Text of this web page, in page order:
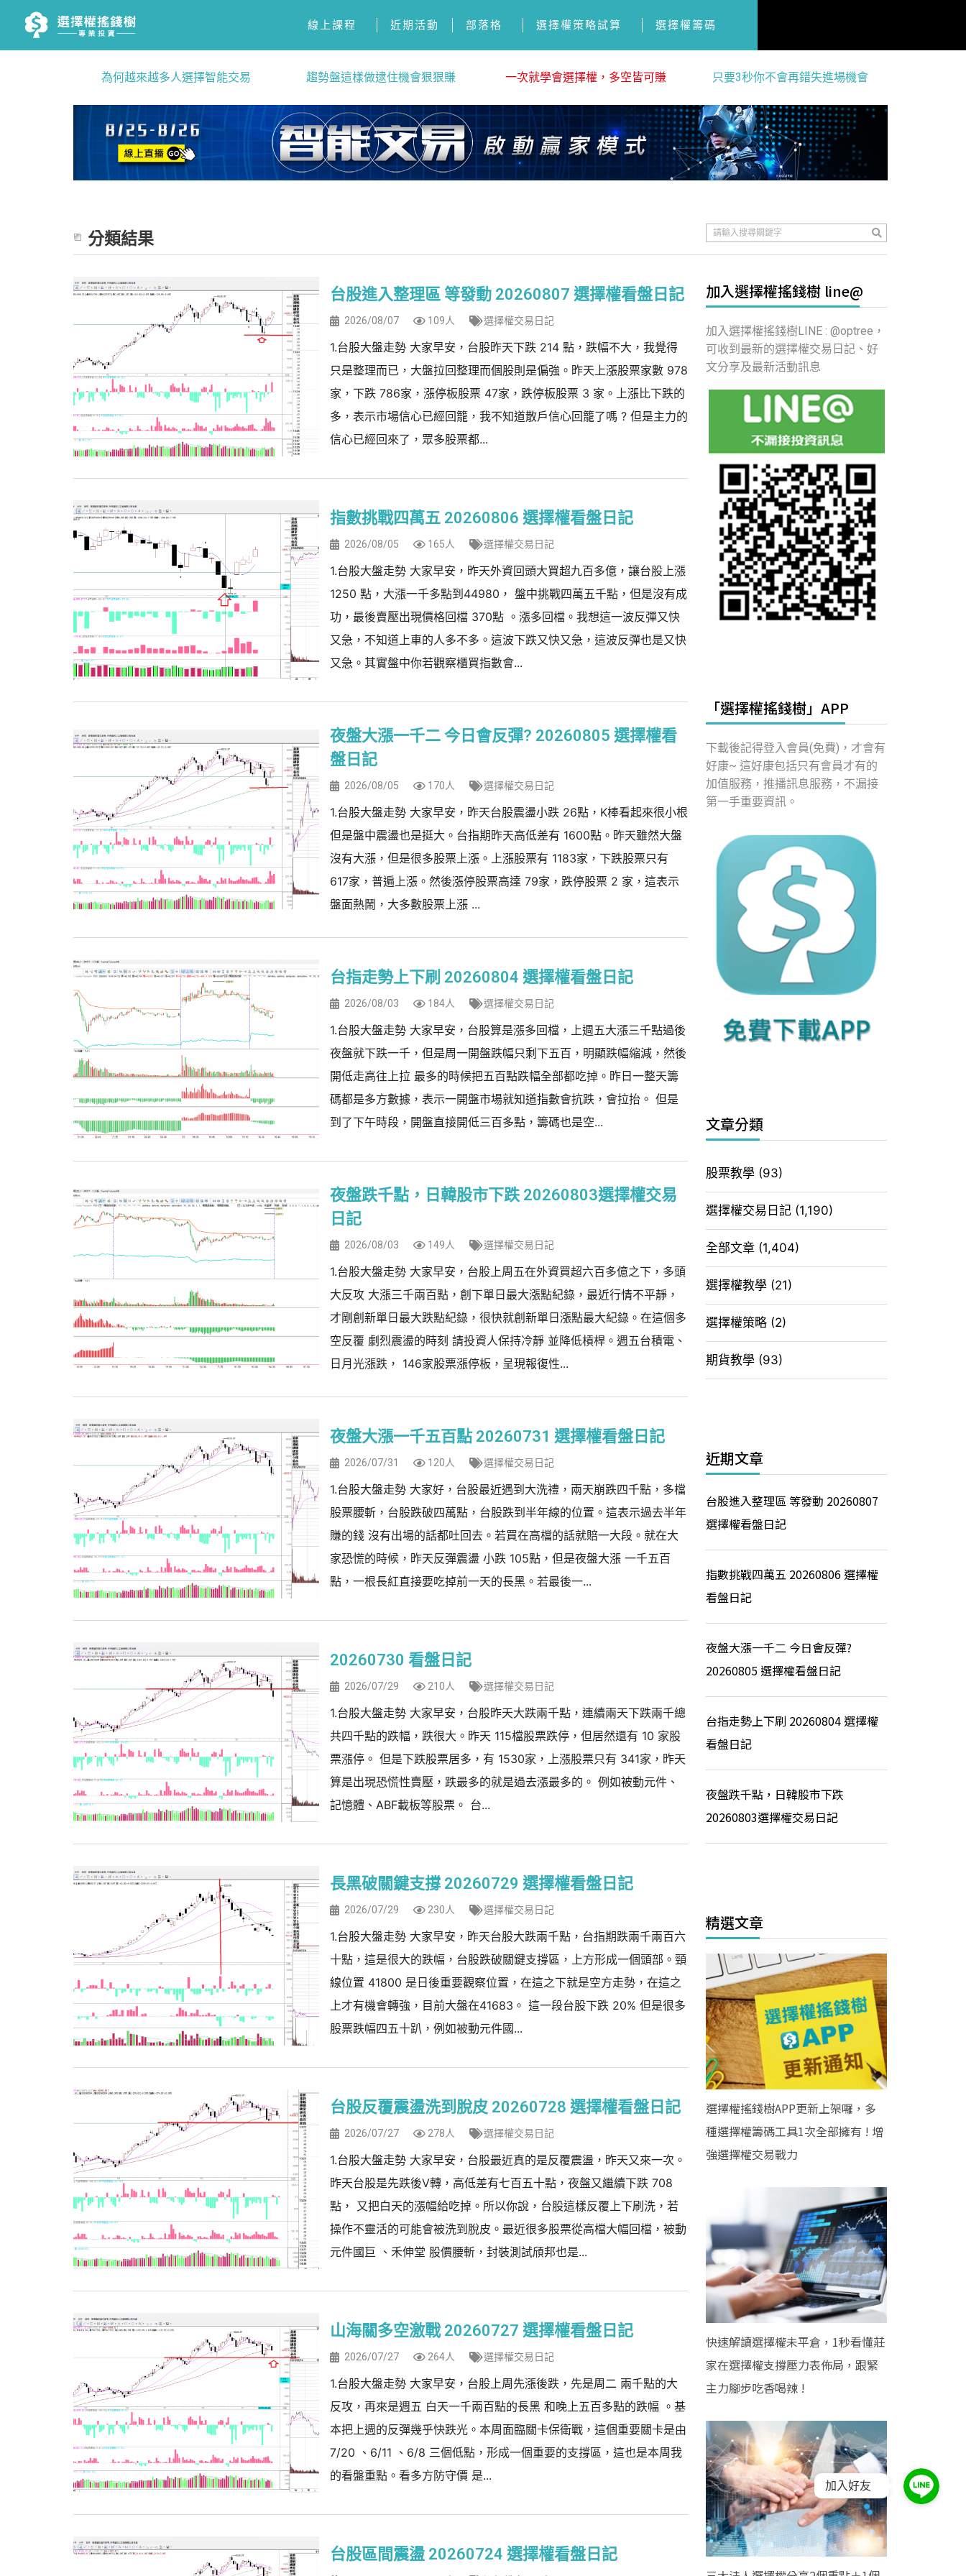
線上課程 近期活動 部落格 選擇權策略試算 選擇權籌碼
為何越來越多人選擇智能交易 趨勢盤這樣做逮住機會狠狠賺 一次就學會選擇權，多空皆可賺 只要3秒你不會再錯失進場機會
分類結果
台股進入整理區 等發動 20260807 選擇權看盤日記
2026/08/07 109人 選擇權交易日記
1.台股大盤走勢 大家早安，台股昨天下跌 214 點，跌幅不大，我覺得
只是整理而已，大盤拉回整理而個股則是偏強。昨天上漲股票家數 978
家，下跌 786家，漲停板股票 47家，跌停板股票 3 家。上漲比下跌的
多，表示市場信心已經回籠，我不知道散戶信心回籠了嗎 ? 但是主力的
信心已經回來了，眾多股票都...
指數挑戰四萬五 20260806 選擇權看盤日記
2026/08/05 165人 選擇權交易日記
1.台股大盤走勢 大家早安，昨天外資回頭大買超九百多億，讓台股上漲
1250 點，大漲一千多點到44980， 盤中挑戰四萬五千點，但是沒有成
功，最後賣壓出現價格回檔 370點 。漲多回檔。我想這一波反彈又快
又急，不知道上車的人多不多。這波下跌又快又急，這波反彈也是又快
又急。其實盤中你若觀察櫃買指數會...
夜盤大漲一千二 今日會反彈? 20260805 選擇權看
盤日記
2026/08/05 170人 選擇權交易日記
1.台股大盤走勢 大家早安，昨天台股震盪小跌 26點，K棒看起來很小根
但是盤中震盪也是挺大。台指期昨天高低差有 1600點。昨天雖然大盤
沒有大漲，但是很多股票上漲。上漲股票有 1183家，下跌股票只有
617家，普遍上漲。然後漲停股票高達 79家，跌停股票 2 家，這表示
盤面熱鬧，大多數股票上漲 ...
台指走勢上下刷 20260804 選擇權看盤日記
2026/08/03 184人 選擇權交易日記
1.台股大盤走勢 大家早安，台股算是漲多回檔，上週五大漲三千點過後
夜盤就下跌一千，但是周一開盤跌幅只剩下五百，明顯跌幅縮減，然後
開低走高往上拉 最多的時候把五百點跌幅全部都吃掉。昨日一整天籌
碼都是多方數據，表示一開盤市場就知道指數會抗跌，會拉抬。 但是
到了下午時段，開盤直接開低三百多點，籌碼也是空...
夜盤跌千點，日韓股市下跌 20260803選擇權交易
日記
2026/08/03 149人 選擇權交易日記
1.台股大盤走勢 大家早安，台股上周五在外資買超六百多億之下，多頭
大反攻 大漲三千兩百點，創下單日最大漲點紀錄，最近行情不平靜，
才剛創新單日最大跌點紀錄，很快就創新單日漲點最大紀錄。在這個多
空反覆 劇烈震盪的時刻 請投資人保持冷靜 並降低槓桿。週五台積電、
日月光漲跌， 146家股票漲停板，呈現報復性...
夜盤大漲一千五百點 20260731 選擇權看盤日記
2026/07/31 120人 選擇權交易日記
1.台股大盤走勢 大家好，台股最近遇到大洗禮，兩天崩跌四千點，多檔
股票腰斬，台股跌破四萬點，台股跌到半年線的位置。這表示過去半年
賺的錢 沒有出場的話都吐回去。若買在高檔的話就賠一大段。就在大
家恐慌的時候，昨天反彈震盪 小跌 105點，但是夜盤大漲 一千五百
點，一根長紅直接要吃掉前一天的長黑。若最後一...
20260730 看盤日記
2026/07/29 210人 選擇權交易日記
1.台股大盤走勢 大家早安，台股昨天大跌兩千點，連續兩天下跌兩千總
共四千點的跌幅，跌很大。昨天 115檔股票跌停，但居然還有 10 家股
票漲停。 但是下跌股票居多，有 1530家，上漲股票只有 341家，昨天
算是出現恐慌性賣壓，跌最多的就是過去漲最多的。 例如被動元件、
記憶體、ABF載板等股票。 台...
長黑破關鍵支撐 20260729 選擇權看盤日記
2026/07/29 230人 選擇權交易日記
1.台股大盤走勢 大家早安，昨天台股大跌兩千點，台指期跌兩千兩百六
十點，這是很大的跌幅，台股跌破關鍵支撐區，上方形成一個頭部。頸
線位置 41800 是日後重要觀察位置，在這之下就是空方走勢，在這之
上才有機會轉強，目前大盤在41683。 這一段台股下跌 20% 但是很多
股票跌幅四五十趴，例如被動元件國...
台股反覆震盪洗到脫皮 20260728 選擇權看盤日記
2026/07/27 278人 選擇權交易日記
1.台股大盤走勢 大家早安，台股最近真的是反覆震盪，昨天又來一次。
昨天台股是先跌後V轉，高低差有七百五十點，夜盤又繼續下跌 708
點， 又把白天的漲幅給吃掉。所以你說，台股這樣反覆上下刷洗，若
操作不靈活的可能會被洗到脫皮。最近很多股票從高檔大幅回檔，被動
元件國巨 、禾伸堂 股價腰斬，封裝測試頎邦也是...
山海關多空激戰 20260727 選擇權看盤日記
2026/07/27 264人 選擇權交易日記
1.台股大盤走勢 大家早安，台股上周先漲後跌，先是周二 兩千點的大
反攻，再來是週五 白天一千兩百點的長黑 和晚上五百多點的跌幅 。基
本把上週的反彈幾乎快跌光。本周面臨關卡保衛戰，這個重要關卡是由
7/20 、6/11 、6/8 三個低點，形成一個重要的支撐區，這也是本周我
的看盤重點。看多方防守價 是...
台股區間震盪 20260724 選擇權看盤日記
加入選擇權搖錢樹 line@
加入選擇權搖錢樹LINE : @optree，
可收到最新的選擇權交易日記、好
文分享及最新活動訊息
「選擇權搖錢樹」APP
下載後記得登入會員(免費)，才會有
好康~ 這好康包括只有會員才有的
加值服務，推播訊息服務，不漏接
第一手重要資訊。
文章分類
股票教學 (93)
選擇權交易日記 (1,190)
全部文章 (1,404)
選擇權教學 (21)
選擇權策略 (2)
期貨教學 (93)
近期文章
台股進入整理區 等發動 20260807
選擇權看盤日記
指數挑戰四萬五 20260806 選擇權
看盤日記
夜盤大漲一千二 今日會反彈?
20260805 選擇權看盤日記
台指走勢上下刷 20260804 選擇權
看盤日記
夜盤跌千點，日韓股市下跌
20260803選擇權交易日記
精選文章
選擇權搖錢樹APP更新上架囉，多
種選擇權籌碼工具1次全部擁有 ! 增
強選擇權交易戰力
快速解讀選擇權未平倉，1秒看懂莊
家在選擇權支撐壓力表佈局，跟緊
主力腳步吃香喝辣 !
加入好友